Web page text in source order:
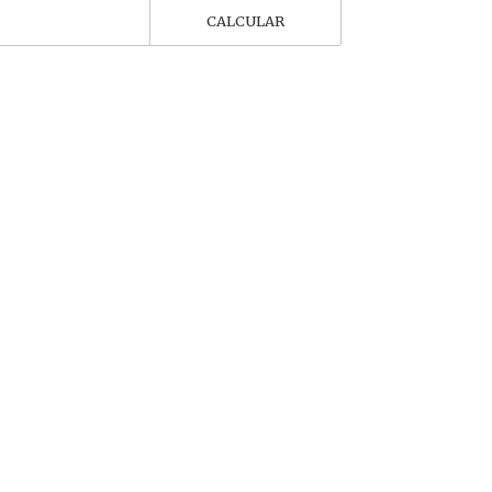
CALCULAR